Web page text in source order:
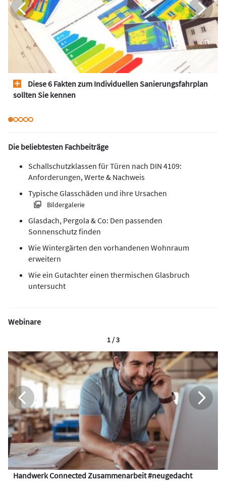
Diese 6 Fakten zum Individuellen Sanierungsfahrplan
sollten Sie kennen
Die beliebtesten Fachbeiträge
Schallschutzklassen für Türen nach DIN 4109:
Anforderungen, Werte & Nachweis
Typische Glasschäden und ihre Ursachen
Bildergalerie
Glasdach, Pergola & Co: Den passenden
Sonnenschutz finden
Wie Wintergärten den vorhandenen Wohnraum
erweitern
Wie ein Gutachter einen thermischen Glasbruch
untersucht
Webinare
Handwerk Connected Zusammenarbeit #neugedacht
1 / 3